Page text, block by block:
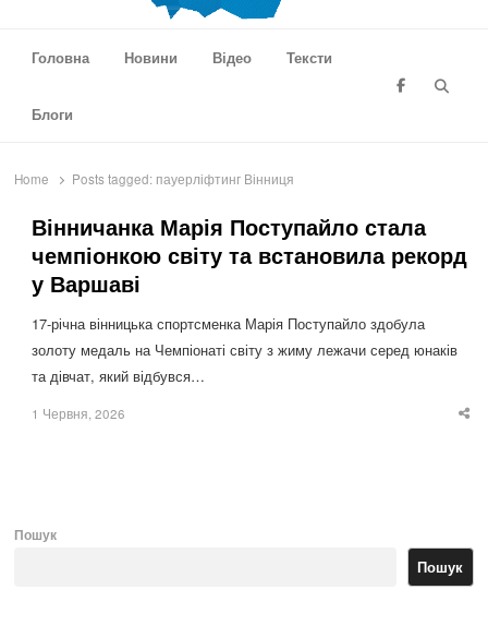
Головна
Новини Відео Тексти
Блоги
Home Posts tagged: пауерліфтинг Вінниця
Вінничанка Марія Поступайло стала
чемпіонкою світу та встановила рекорд
у Варшаві
17-річна вінницька спортсменка Марія Поступайло здобула
золоту медаль на Чемпіонаті світу з жиму лежачи серед юнаків
та дівчат, який відбувся…
1 Червня, 2026
Пошук
Пошук